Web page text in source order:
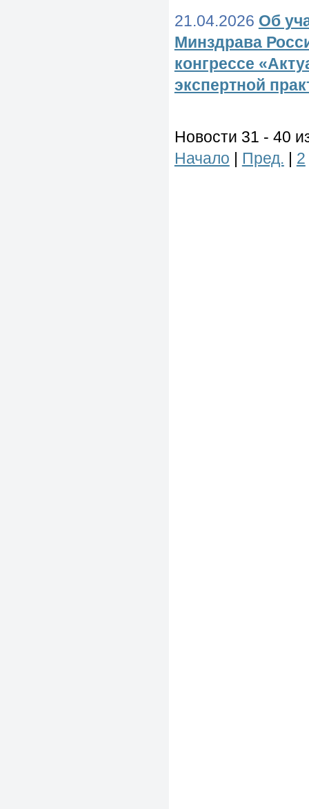
21.04.2026 Об
Минздрава
конгрессе
экспертной
Новости 31 - 40
Начало
Пред. 2